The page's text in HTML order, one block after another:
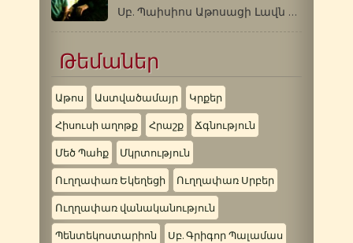
Սբ. Պաիսիոս Աթոսացի Լավն այն է, որ…
Թեմաներ
Աթոս Աստվածամայր Կրքեր
Հիսուսի աղոթք Հրաշք Ճգնություն
Մեծ Պահք Մկրտություն
Ուղղափառ Եկեղեցի Ուղղափառ Սրբեր
Ուղղափառ վանականություն
Պենտեկոստարիոն Սբ. Գրիգոր Պալամաս